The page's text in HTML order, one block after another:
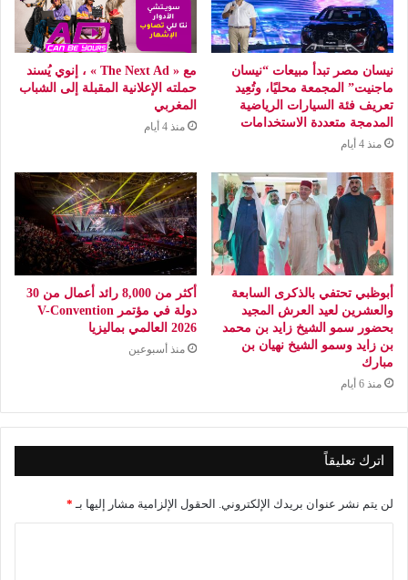
نيسان مصر تبدأ مبيعات “نيسان
ماجنيت” المجمعة محليًا، وتُعِيد
تعريف فئة السيارات الرياضية
المدمجة متعددة الاستخدامات
منذ 4 أيام
مع « The Next Ad » ، إنوي يُسند
حملته الإعلانية المقبلة إلى الشباب
المغربي
منذ 4 أيام
أبوظبي تحتفي بالذكرى السابعة
والعشرين لعيد العرش المجيد
بحضور سمو الشيخ زايد بن محمد
بن زايد وسمو الشيخ نهيان بن
مبارك
منذ 6 أيام
أكثر من 8,000 رائد أعمال من 30
دولة في مؤتمر V-Convention
2026 العالمي بماليزيا
منذ أسبوعين
اترك تعليقاً
لن يتم نشر عنوان بريدك الإلكتروني. الحقول الإلزامية مشار إليها بـ *